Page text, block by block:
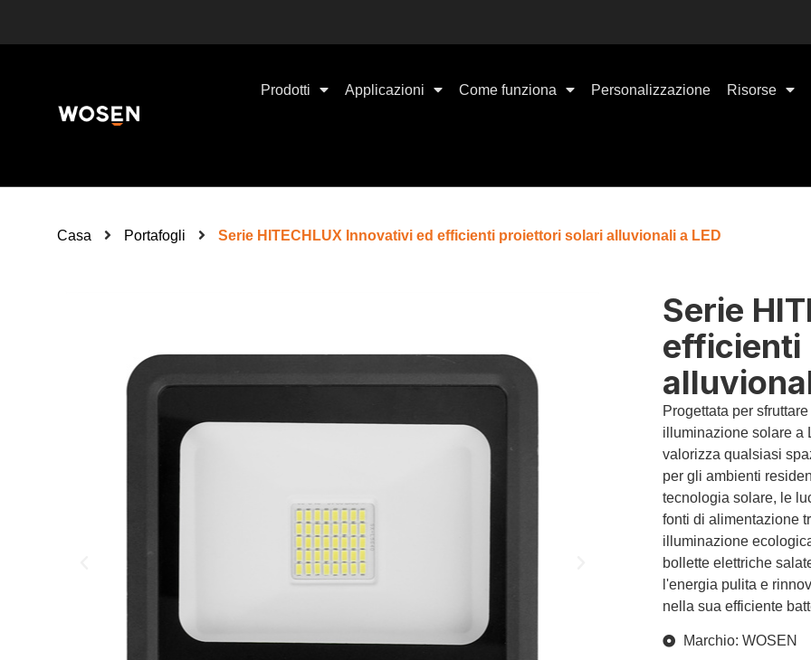
Prodotti Applicazioni Come funziona Personalizzazione Risorse
Casa Portafogli Serie HITECHLUX Innovativi ed efficienti proiettori solari alluvionali a LED
Serie
efficienti
Progettata per
illuminazione solare a
valorizza qualsiasi
per gli ambienti
tecnologia solare, le
fonti di alimentazione
illuminazione
bollette elettriche
l'energia pulita e
nella sua efficiente
Marchio: WOSEN